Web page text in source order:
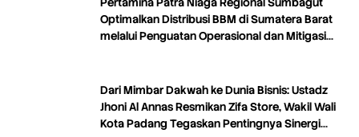
Optimalkan Distribusi BBM di Sumatera Barat
melalui Penguatan Operasional dan Mitigasi
Dari Mimbar Dakwah ke Dunia Bisnis: Ustadz
Jhoni Al Annas Resmikan Zifa Store, Wakil Wali
Kota Padang Tegaskan Pentingnya Sinergi